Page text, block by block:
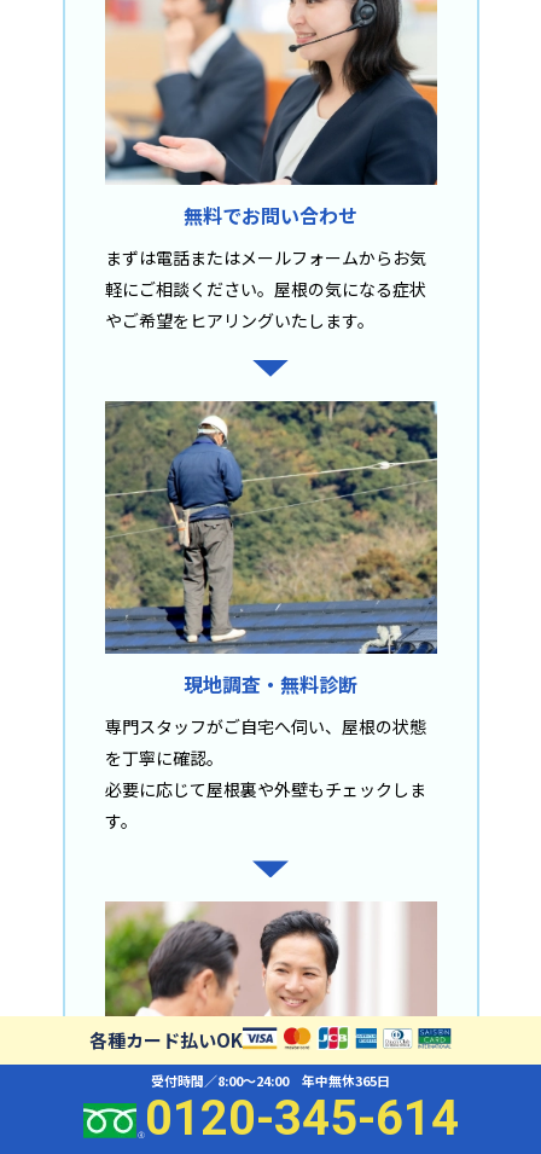
無料でお問い合わせ
まずは電話またはメールフォームからお気
軽にご相談ください。屋根の気になる症状
やご希望をヒアリングいたします。
現地調査・無料診断
専門スタッフがご自宅へ伺い、屋根の状態
を丁寧に確認。
必要に応じて屋根裏や外壁もチェックしま
す。
各種カード払いOK
受付時間／8:00〜24:00 年中無休365日
0120-345-614